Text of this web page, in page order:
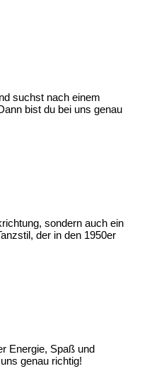
suchst nach einem
bist du bei uns genau
sondern auch ein
der in den 1950er
Energie, Spaß und
genau richtig!